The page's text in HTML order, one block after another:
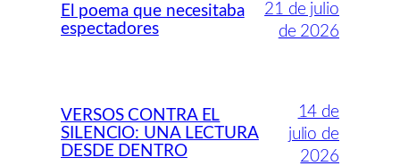
El poema que necesitaba
espectadores
21 de julio
de 2026
VERSOS CONTRA EL
SILENCIO: UNA LECTURA
DESDE DENTRO
14 de
julio de
2026